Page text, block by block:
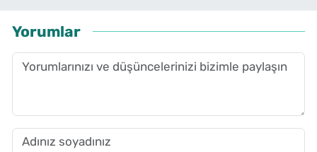
Yorumlar